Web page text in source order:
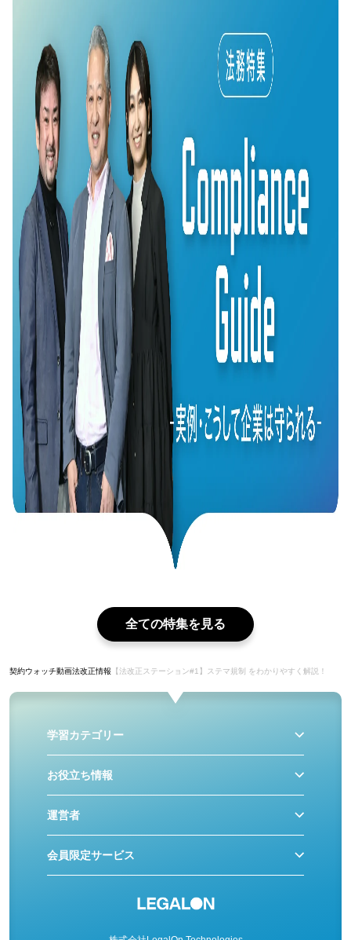
全ての特集を見る
契約ウォッチ動画法改正情報 【法改正ステーション#1】ステマ規制 をわかりやすく解説！
学習カテゴリー
お役立ち情報
運営者
会員限定サービス